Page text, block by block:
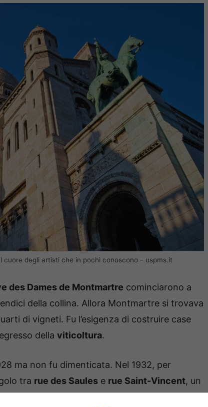
degli artisti che in pochi conoscono – uspms.it
des Dames de Montmartre cominciarono a
della collina. Allora Montmartre si trovava
di vigneti. Fu l’esigenza di costruire case
della viticoltura.
ma non fu dimenticata. Nel 1932, per
tra rue des Saules e rue Saint-Vincent, un
“